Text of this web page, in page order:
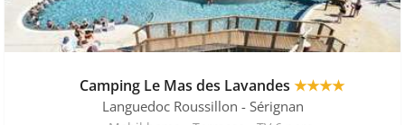
Camping Le Mas des Lavandes ★★★★
Languedoc Roussillon - Sérignan